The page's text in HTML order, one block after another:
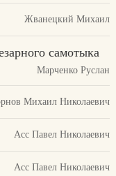
Жванецкий Михаил
самотыка
Марченко Руслан
Михаил Николаевич
Асс Павел Николаевич
Асс Павел Николаевич